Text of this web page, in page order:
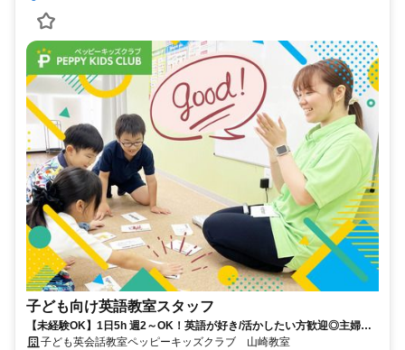
子ども向け英語教室スタッフ
【未経験OK】1日5h 週2～OK！英語が好き/活かしたい方歓迎◎主婦
(夫)/学生も活躍中！
子ども英会話教室ペッピーキッズクラブ 山崎教室